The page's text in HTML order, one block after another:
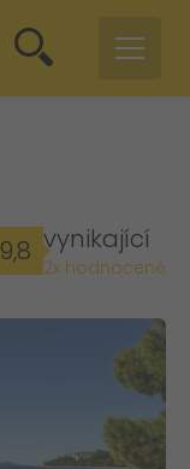
9,8 vynikající
2x hodnocené